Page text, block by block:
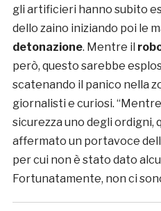
gli artificieri hanno subito
dello zaino iniziando poi le
detonazione. Mentre il
però, questo sarebbe
scatenando il panico nella
giornalisti e curiosi.
sicurezza uno degli ordigni,
affermato un portavoce
per cui non è stato dato
Fortunatamente, non ci